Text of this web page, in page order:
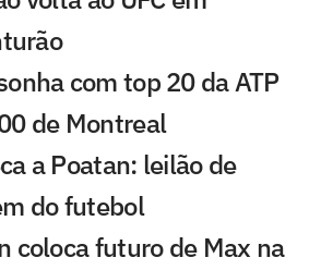
com top 20 da ATP
de Montreal
a Poatan: leilão de
do futebol
coloca futuro de Max na